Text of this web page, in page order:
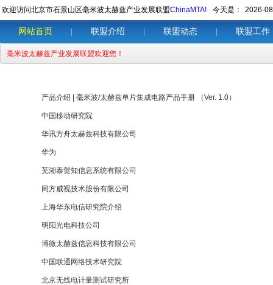
欢迎访问北京市石景山区毫米波太赫兹产业发展联盟ChinaMTA! 今天是： 2026-
网站首页 联盟介绍 联盟动态 联盟工作
毫米波太赫兹产业发展联盟欢迎您！
产品介绍 | 毫米波/太赫兹单片集成电路产品手册 （Ver. 1.0）
中国移动研究院
华讯方舟太赫兹科技有限公司
华为
芜湖泰贺知信息系统有限公司
同方威视技术股份有限公司
上海华东电信研究院介绍
明阳光电科技公司
博微太赫兹信息科技有限公司
中国联通网络技术研究院
北京无线电计量测试研究所